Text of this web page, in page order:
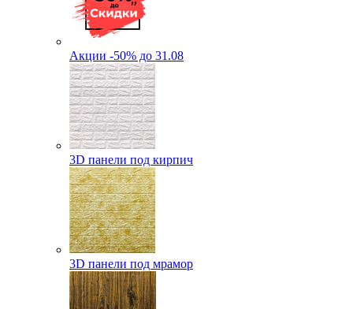
Акции -50% до 31.08
3D панели под кирпич
3D панели под мрамор